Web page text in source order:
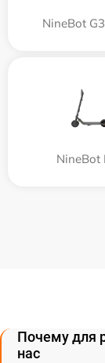
NineBot
NineBot
Почему для
нас